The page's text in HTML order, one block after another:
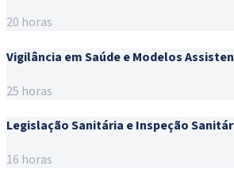
20 horas
Vigilância em Saúde e Modelos
25 horas
Legislação Sanitária e Inspeção
16 horas